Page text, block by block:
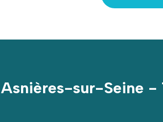
Asnières-sur-Seine -